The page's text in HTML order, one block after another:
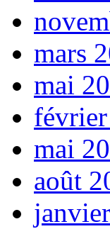
mars
mai
mai
août